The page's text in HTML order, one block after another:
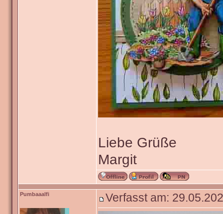
Liebe Grüße
Margit
Pumbaaalfi Verfasst am: